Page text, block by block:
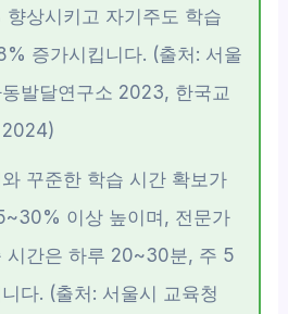
향상시키고 자기주도 학습
증가시킵니다. (출처: 서울
발달연구소 2023, 한국교
2024)
꾸준한 학습 시간 확보가
이상 높이며, 전문가
시간은 하루 20~30분, 주 5
다. (출처: 서울시 교육청